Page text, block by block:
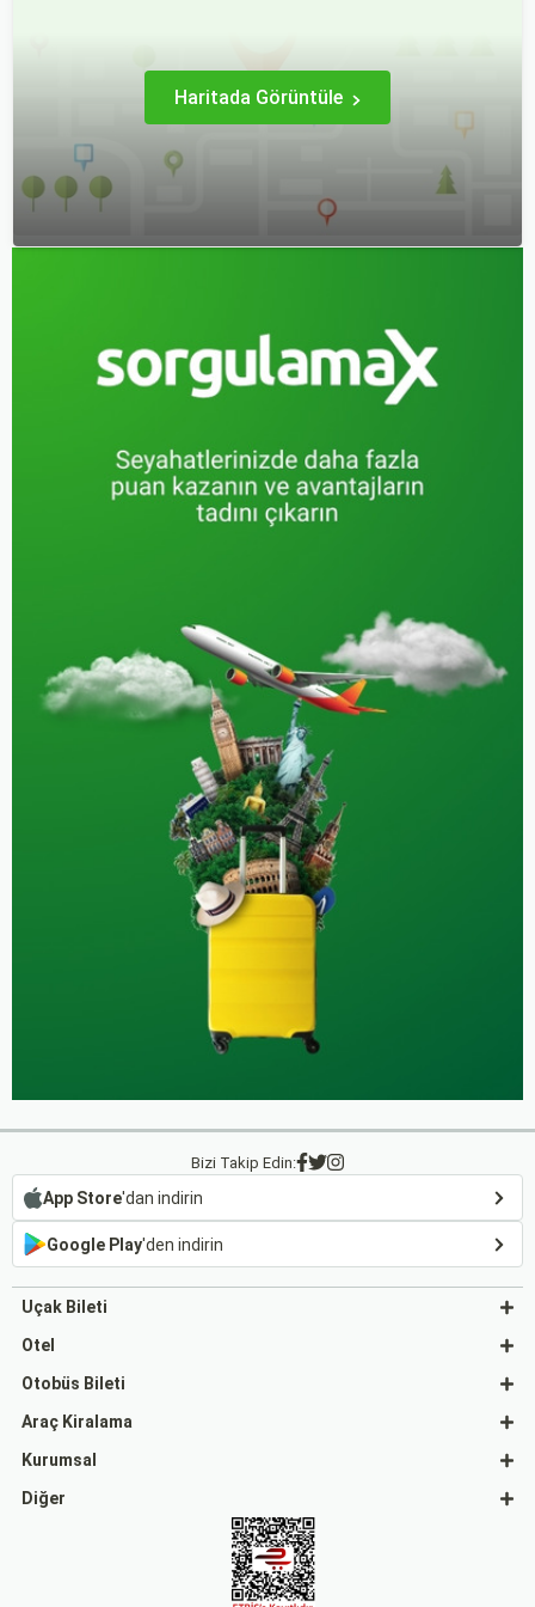
Haritada Görüntüle
Bizi Takip Edin:
App Store'dan indirin
Google Play'den indirin
Uçak Bileti
Otel
Otobüs Bileti
Araç Kiralama
Kurumsal
Diğer